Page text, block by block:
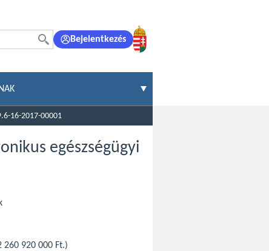
Bejelentkezés
16-2017-00001
egészségügyi
260 920 000 Ft.)